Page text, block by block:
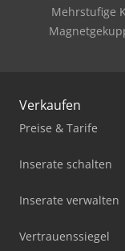
Gabelstapler
Hubwagen
Kipper Mit Kran
Ladekran
Mehrstufige
Verkaufen
Preise & Tarife
Inserate schalten
Inserate verwalten
Vertrauenssiegel